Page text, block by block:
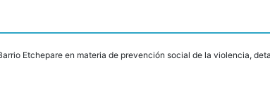
Etchepare en materia de prevención social de la violencia,